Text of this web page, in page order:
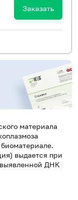
материала
выдается при
выявленной ДНК
Заказать